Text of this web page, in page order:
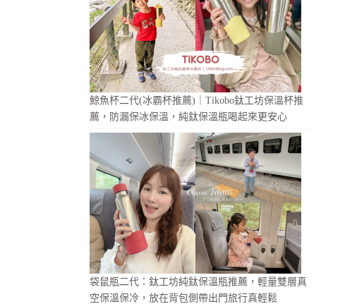
鯨魚杯二代(冰霸杯推薦)｜Tikobo鈦工坊保溫杯推
薦，防漏保冰保溫，純鈦保溫瓶喝起來更安心
袋鼠瓶二代：鈦工坊純鈦保溫瓶推薦，輕量雙層真
空保溫保冷，放在背包側帶出門旅行真輕鬆